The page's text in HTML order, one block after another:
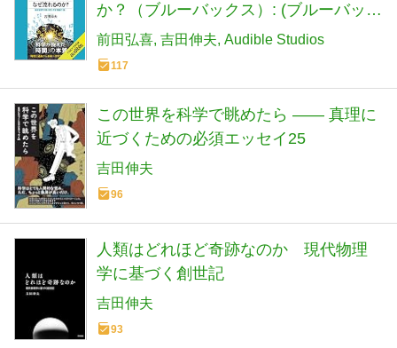
か？（ブルーバックス）: (ブルーバック
ス)
前田弘喜 吉田伸夫 Audible Studios
117
この世界を科学で眺めたら ―― 真理に
近づくための必須エッセイ25
吉田伸夫
96
人類はどれほど奇跡なのか 現代物理
学に基づく創世記
吉田伸夫
93